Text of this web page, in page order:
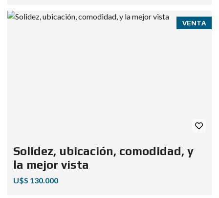
VENTA
Solidez, ubicación, comodidad, y
la mejor vista
U$S 130.000